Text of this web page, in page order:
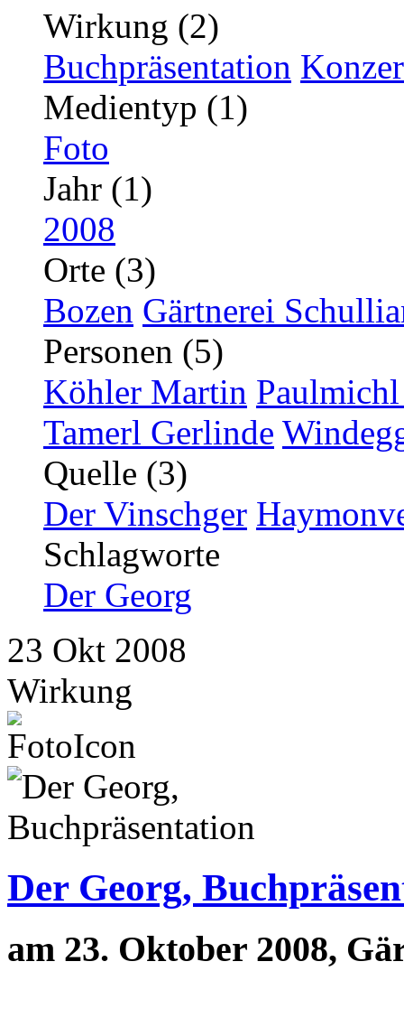
Wirkung (2)
Buchpräsentation
Medientyp (1)
Foto
Jahr (1)
2008
Orte (3)
Bozen Gärtnerei
Personen (5)
Köhler Martin
Tamerl Gerlinde
Quelle (3)
Der Vinschger
Schlagworte
Der Georg
23 Okt 2008
Wirkung
Der Georg,
am 23. Oktober 2008,